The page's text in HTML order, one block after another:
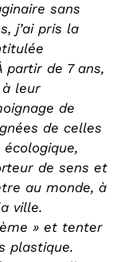
sans
j’ai pris la
partir de 7 ans,
leur
de
de celles
de sens et
au monde, à
ville.
» et tenter
plastique.